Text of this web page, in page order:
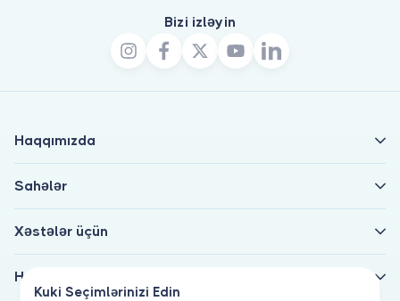
Kuki Seçimlərinizi Edin
Bizi izləyin
Haqqımızda
Sahələr
Xəstələr üçün
Həkimlər üçün